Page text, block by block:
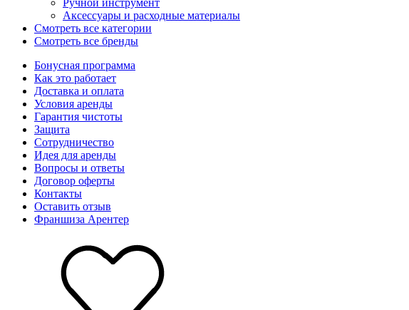
Ручной инструмент
Аксессуары и расходные материалы
Смотреть все категории
Смотреть все бренды
Бонусная программа
Как это работает
Доставка и оплата
Условия аренды
Гарантия чистоты
Защита
Сотрудничество
Идея для аренды
Вопросы и ответы
Договор оферты
Контакты
Оставить отзыв
Франшиза Арентер